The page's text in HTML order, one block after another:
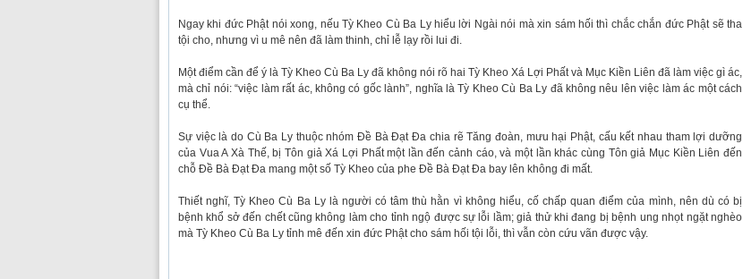
Ngay khi đức Phật nói xong, nếu Tỳ Kheo Cù Ba Ly hiểu lời Ngài nói mà xin sám hối thì chắc chắn đức Phật sẽ tha
tội cho, nhưng vì u mê nên đã làm thinh, chỉ lễ lạy rồi lui đi.
Một điểm cần để ý là Tỳ Kheo Cù Ba Ly đã không nói rõ hai Tỳ Kheo Xá Lợi Phất và Mục Kiền Liên đã làm việc gì ác,
mà chỉ nói: “việc làm rất ác, không có gốc lành”, nghĩa là Tỳ Kheo Cù Ba Ly đã không nêu lên việc làm ác một cách
cụ thể.
Sự việc là do Cù Ba Ly thuộc nhóm Đề Bà Đạt Đa chia rẽ Tăng đoàn, mưu hại Phật, cấu kết nhau tham lợi dưỡng
của Vua A Xà Thế, bị Tôn giả Xá Lợi Phất một lần đến cảnh cáo, và một lần khác cùng Tôn giả Mục Kiền Liên đến
chỗ Đề Bà Đạt Đa mang một số Tỳ Kheo của phe Đề Bà Đạt Đa bay lên không đi mất.
Thiết nghĩ, Tỳ Kheo Cù Ba Ly là người có tâm thù hằn vì không hiểu, cố chấp quan điểm của mình, nên dù có bị
bệnh khổ sở đến chết cũng không làm cho tỉnh ngộ được sự lỗi lầm; giả thử khi đang bị bệnh ung nhọt ngặt nghèo
mà Tỳ Kheo Cù Ba Ly tỉnh mê đến xin đức Phật cho sám hối tội lỗi, thì vẫn còn cứu vãn được vậy.